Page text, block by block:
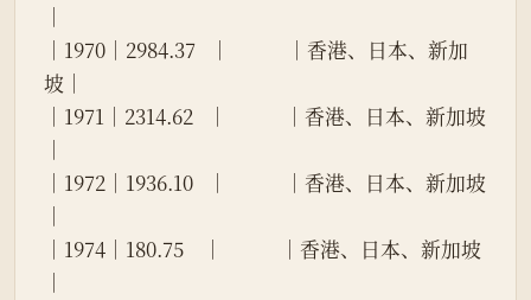
│
│1970│2984.37   │            │香港、日本、新加
坡│
│1971│2314.62   │            │香港、日本、新加坡
│
│1972│1936.10   │            │香港、日本、新加坡
│
│1974│180.75    │            │香港、日本、新加坡
│